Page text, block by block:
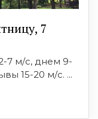
7
7 м/с, днем 9-
15-20 м/с. ...